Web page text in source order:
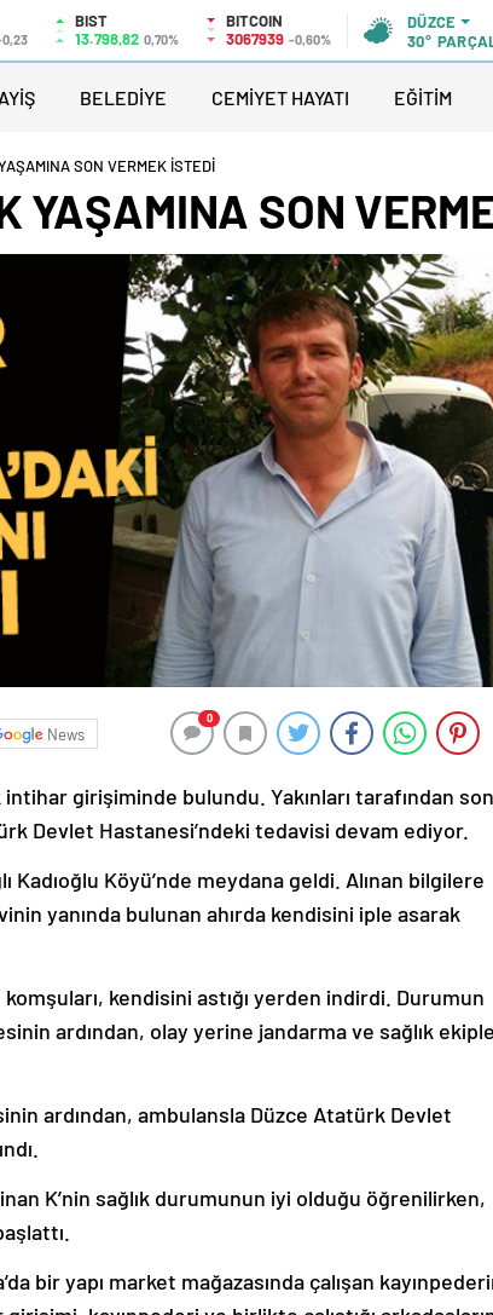
BIST
13.798,82 0,70%
BITCOIN
3067939 -0,60%
DÜZCE
30°
BELEDİYE CEMİYET HAYATI EĞİTİM
SON VERMEK İSTEDİ
YAŞAMINA SON
News
0
girişiminde bulundu. Yakınları tarafından son
Devlet Hastanesi’ndeki tedavisi devam ediyor.
Köyü’nde meydana geldi. Alınan bilgilere
yanında bulunan ahırda kendisini iple asarak
kendisini astığı yerden indirdi. Durumun
ardından, olay yerine jandarma ve sağlık
ardından, ambulansla Düzce Atatürk Devlet
K’nin sağlık durumunun iyi olduğu öğrenilirken,
bir yapı market mağazasında çalışan